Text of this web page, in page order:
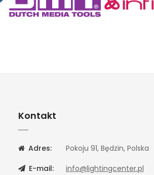
Kontakt
Adres:
Pokoju 91, Będzin, Polska
E-mail:
info@lightingcenter.pl